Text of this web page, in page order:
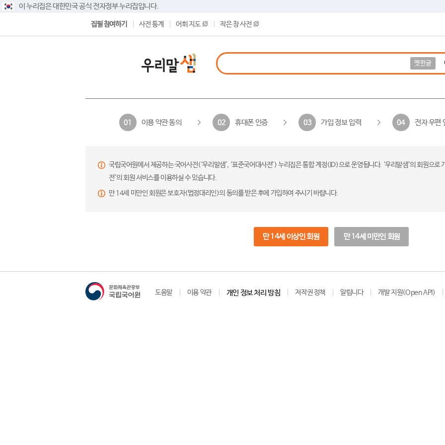
이 누리집은 대한민국 공식 전자정부 누리집입니다.
집필 참여하기 사전 통계 어휘 지도 작은 창 사전
옛한글
01 이용 약관 동의 02 휴대폰 인증 03 가입 정보 입력 04 전자 우편
국립국어원에서 제공하는 국어사전(‘우리말샘’, ‘표준국어대사전’) 누리집은 통합 계정(ID)으로 운영됩니다. ‘우리말샘’의 회원으
전’의 회원 서비스를 이용하실 수 있습니다.
만 14세 미만인 회원은 보호자(법정대리인)의 동의를 받은 후에 가입하여 주시기 바랍니다.
만 14세 이상인 회원 만 14세 미만인 회원
도움말 이용 약관 개인 정보 처리 방침 저작권 정책 알립니다 개발 지원(Open API)